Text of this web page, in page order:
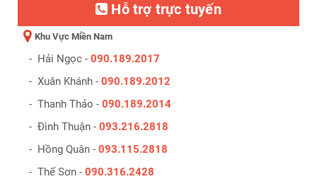
Hỗ trợ trực tuyến
Khu Vực Miền Nam
- Hải Ngọc - 090.189.2017
- Xuân Khánh - 090.189.2012
- Thanh Thảo - 090.189.2014
- Đình Thuận - 093.216.2818
- Hồng Quân - 093.115.2818
- Thế Sơn - 090.316.2428